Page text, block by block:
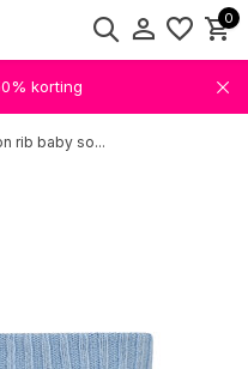
0
korting
rib baby so...